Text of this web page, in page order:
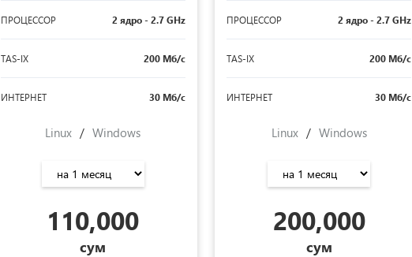
ПРОЦЕССОР 2 ядро - 2.7 GHz
TAS-IX 200 Мб/с
ИНТЕРНЕТ 30 Мб/с
Linux / Windows
110,000
сум
ПРОЦЕССОР 2 ядро - 2.7 GHz
TAS-IX 200 Мб/с
ИНТЕРНЕТ 30 Мб/с
Linux / Windows
200,000
сум